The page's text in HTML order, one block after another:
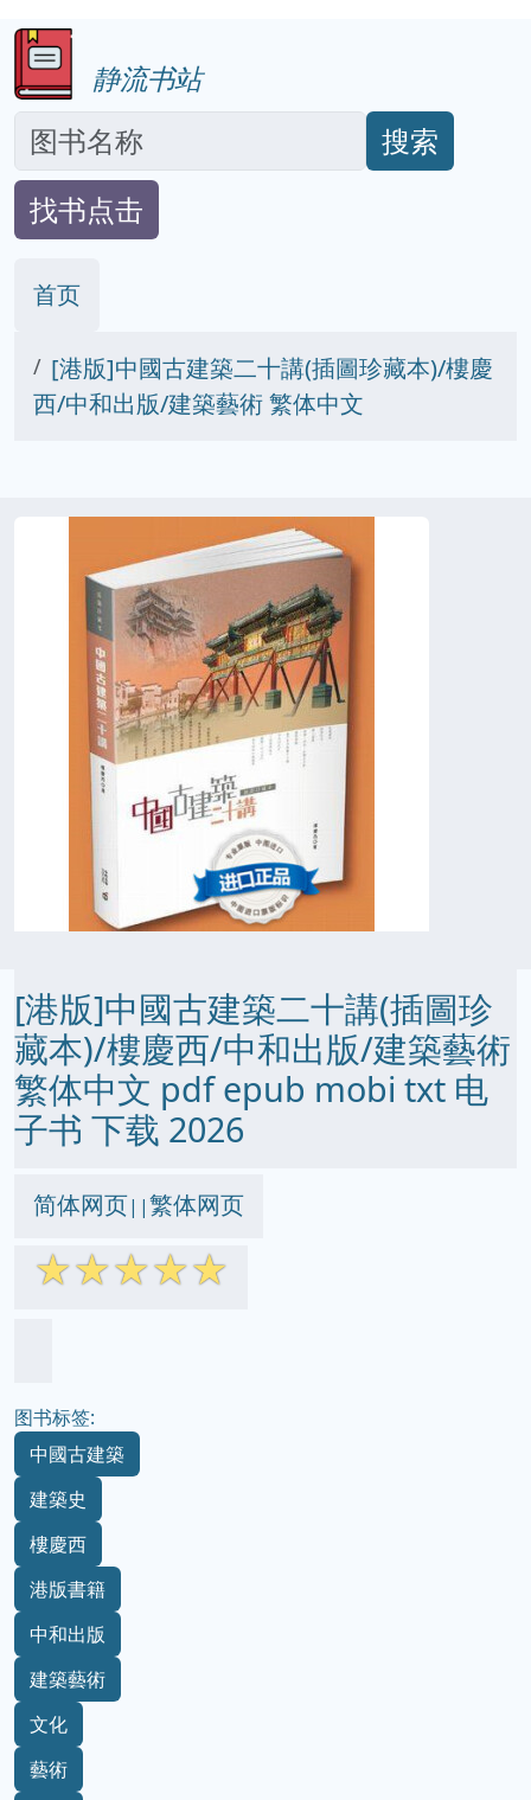
静流书站
搜索
找书点击
首页
[港版]中國古建築二十講(插圖珍藏本)/樓慶
西/中和出版/建築藝術 繁体中文
[港版]中國古建築二十講(插圖珍
藏本)/樓慶西/中和出版/建築藝術
繁体中文 pdf epub mobi txt 电
子书 下载 2026
简体网页||繁体网页
☆☆☆☆☆
图书标签:
中國古建築
建築史
樓慶西
港版書籍
中和出版
建築藝術
文化
藝術